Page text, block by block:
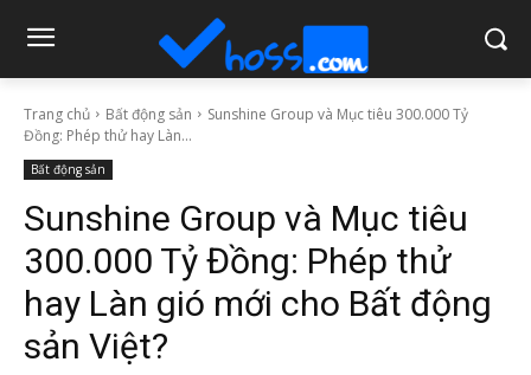
Trang chủ Bất động sản
Sunshine Group và Mục tiêu 300.000 Tỷ
Đồng: Phép thử hay Làn...
Bất động sản
Sunshine Group và Mục tiêu
300.000 Tỷ Đồng: Phép thử
hay Làn gió mới cho Bất động
sản Việt?